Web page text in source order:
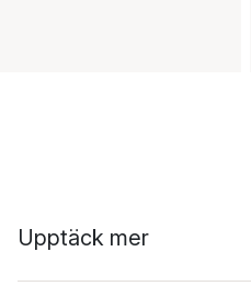
Upptäck mer